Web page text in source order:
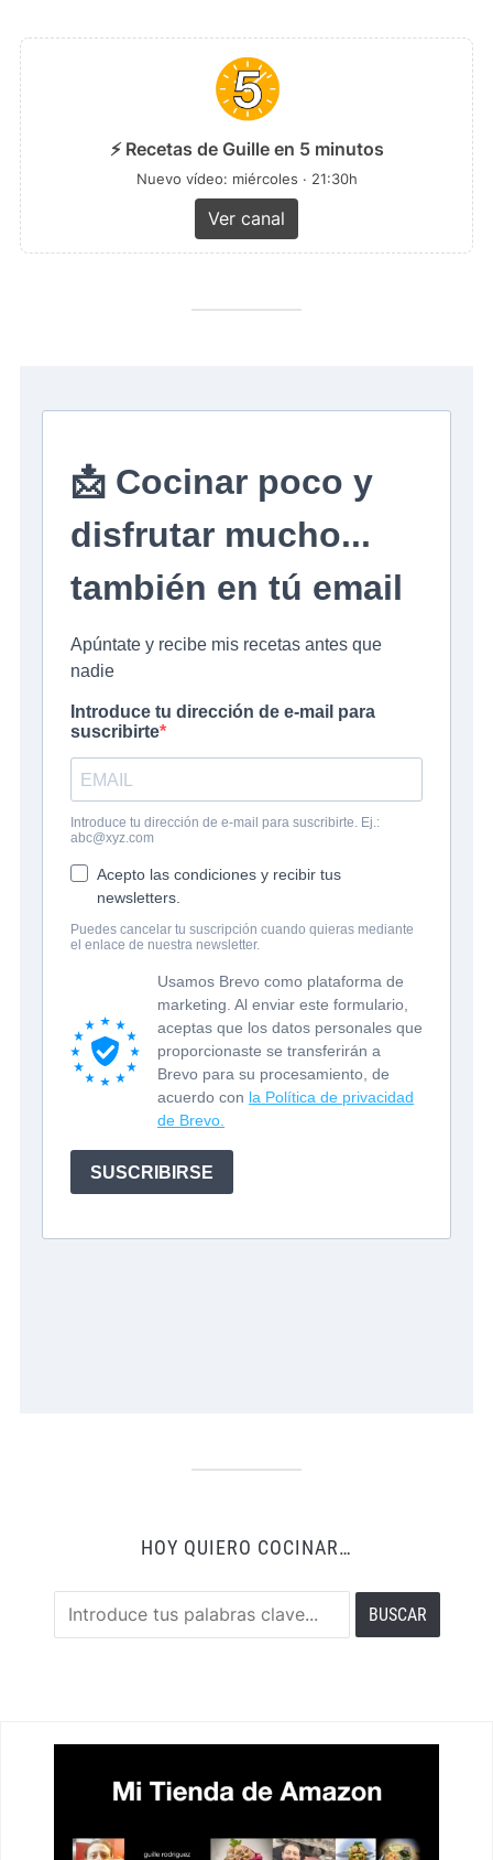
⚡ Recetas de Guille en 5 minutos
Nuevo vídeo: miércoles · 21:30h
Ver canal
HOY QUIERO COCINAR…